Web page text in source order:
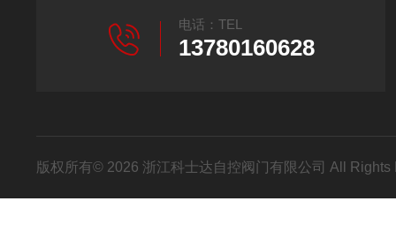
电话：TEL
13780160628
版权所有© 2026 浙江科士达自控阀门有限公司 All